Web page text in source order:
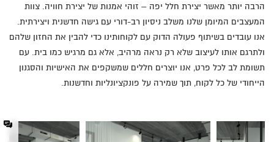
הרבה יותר מאשר יצירת חלל יפה – זוהי אמנות של יצירת חוויה. צוות
המעצבים המיומן שלנו משלב ניסיון רב-דורי עם גישה חדשנית ויצירתית.
אנו עובדים בשיתוף פעולה הדוק עם לקוחותינו כדי להבין את החזון שלהם
ולתרגם אותו לעיצוב שלא רק נראה מרהיב, אלא גם מרגיש כמו בית. עם
תשומת לב לכל פרט, אנו יוצרים חללים שמשקפים את האישיות והסגנון
הייחודי של כל לקוח, תוך שמירה על פונקציונליות וחדשנות.